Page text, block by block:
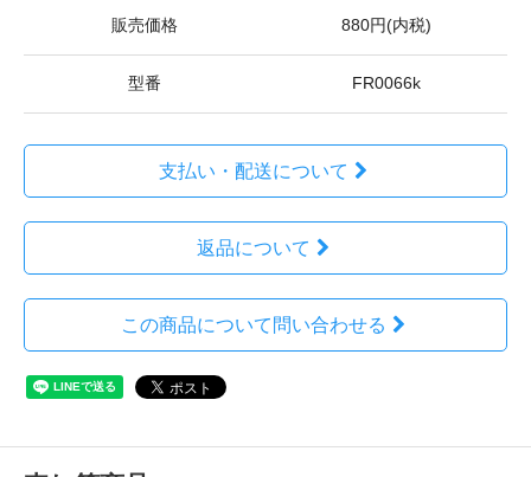
販売価格 880円(内税)
型番 FR0066k
支払い・配送について
返品について
この商品について問い合わせる